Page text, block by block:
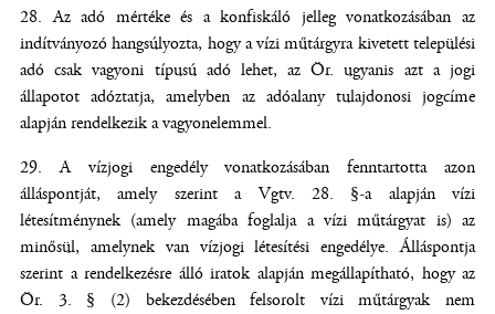
Az adó mértéke és a konfiskáló jelleg vonatkozásában az
indítványozó hangsúlyozta, hogy a vízi műtárgyra kivetett települési
adó csak vagyoni típusú adó lehet, az Ör. ugyanis azt a jogi
állapotot adóztatja, amelyben az adóalany tulajdonosi jogcíme
alapján rendelkezik a vagyonelemmel.
A vízjogi engedély vonatkozásában fenntartotta azon
álláspontját, amely szerint a Vgtv. 28. §-a alapján vízi
létesítménynek (amely magába foglalja a vízi műtárgyat is) az
minősül, amelynek van vízjogi létesítési engedélye. Álláspontja
szerint a rendelkezésre álló iratok alapján megállapítható, hogy az
Ör. 3. § (2) bekezdésében felsorolt vízi műtárgyak nem